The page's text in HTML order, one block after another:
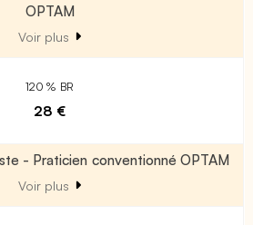
OPTAM
Voir plus
120 % BR
28 €
- Praticien conventionné OPTAM
Voir plus